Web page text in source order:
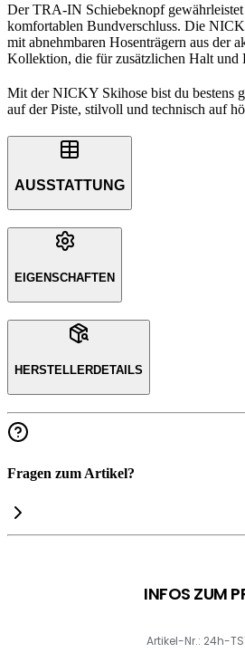
Der TRA-IN Schiebeknopf gewährleistet
komfortablen Bundverschluss. Die
mit abnehmbaren Hosenträgern aus der
Kollektion, die für zusätzlichen Halt und
Mit der NICKY Skihose bist du bestens
auf der Piste, stilvoll und technisch auf
AUSSTATTUNG
EIGENSCHAFTEN
HERSTELLERDETAILS
Fragen zum Artikel?
INFOS ZUM
Artikel-Nr.: 24h-